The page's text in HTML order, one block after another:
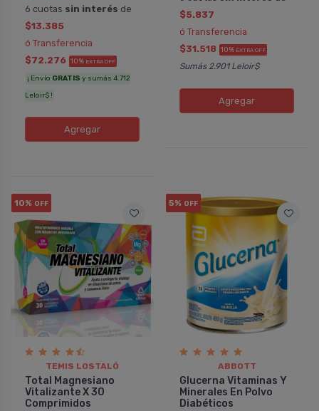
6 cuotas sin interés de
$13.385
ó Transferencia
$72.276 10% EXTRA OFF
¡ Envío GRATIS y sumás 4.712
Leloir$ !
Agregar
$5.837
ó Transferencia
$31.518 10% EXTRA OFF
Sumás 2.901 Leloir$
Agregar
10% OFF
TEMIS LOSTALÓ
Total Magnesiano
Vitalizante X 30
Comprimidos
5% OFF
ABBOTT
Glucerna Vitaminas Y
Minerales En Polvo
Diabéticos